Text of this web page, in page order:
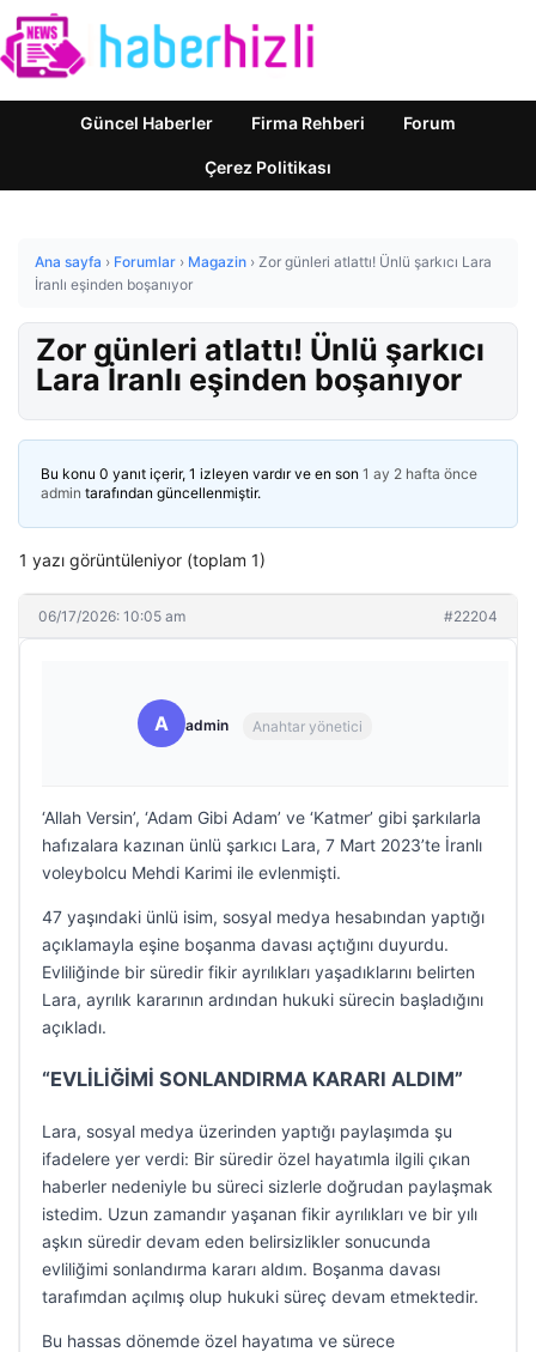
Güncel Haberler Firma Rehberi Forum
Çerez Politikası
Ana sayfa › Forumlar › Magazin › Zor günleri atlattı! Ünlü şarkıcı Lara
İranlı eşinden boşanıyor
Zor günleri atlattı! Ünlü şarkıcı
Lara İranlı eşinden boşanıyor
Bu konu 0 yanıt içerir, 1 izleyen vardır ve en son 1 ay 2 hafta önce
admin tarafından güncellenmiştir.
1 yazı görüntüleniyor (toplam 1)
06/17/2026: 10:05 am #22204
A admin Anahtar yönetici
‘Allah Versin’, ‘Adam Gibi Adam’ ve ‘Katmer’ gibi şarkılarla
hafızalara kazınan ünlü şarkıcı Lara, 7 Mart 2023’te İranlı
voleybolcu Mehdi Karimi ile evlenmişti.
47 yaşındaki ünlü isim, sosyal medya hesabından yaptığı
açıklamayla eşine boşanma davası açtığını duyurdu.
Evliliğinde bir süredir fikir ayrılıkları yaşadıklarını belirten
Lara, ayrılık kararının ardından hukuki sürecin başladığını
açıkladı.
“EVLİLİĞİMİ SONLANDIRMA KARARI ALDIM”
Lara, sosyal medya üzerinden yaptığı paylaşımda şu
ifadelere yer verdi: Bir süredir özel hayatımla ilgili çıkan
haberler nedeniyle bu süreci sizlerle doğrudan paylaşmak
istedim. Uzun zamandır yaşanan fikir ayrılıkları ve bir yılı
aşkın süredir devam eden belirsizlikler sonucunda
evliliğimi sonlandırma kararı aldım. Boşanma davası
tarafımdan açılmış olup hukuki süreç devam etmektedir.
Bu hassas dönemde özel hayatıma ve sürece